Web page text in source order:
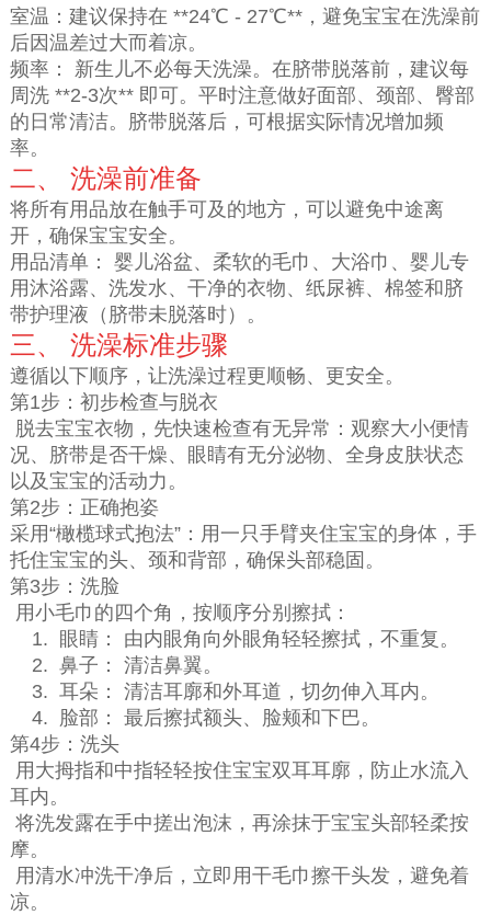
室温：建议保持在 **24℃ - 27℃**，避免宝宝在洗澡前
后因温差过大而着凉。
频率： 新生儿不必每天洗澡。在脐带脱落前，建议每
周洗 **2-3次** 即可。平时注意做好面部、颈部、臀部
的日常清洁。脐带脱落后，可根据实际情况增加频
率。
二、 洗澡前准备
将所有用品放在触手可及的地方，可以避免中途离
开，确保宝宝安全。
用品清单： 婴儿浴盆、柔软的毛巾、大浴巾、婴儿专
用沐浴露、洗发水、干净的衣物、纸尿裤、棉签和脐
带护理液（脐带未脱落时）。
三、 洗澡标准步骤
遵循以下顺序，让洗澡过程更顺畅、更安全。
第1步：初步检查与脱衣
脱去宝宝衣物，先快速检查有无异常：观察大小便情
况、脐带是否干燥、眼睛有无分泌物、全身皮肤状态
以及宝宝的活动力。
第2步：正确抱姿
采用“橄榄球式抱法”：用一只手臂夹住宝宝的身体，手
托住宝宝的头、颈和背部，确保头部稳固。
第3步：洗脸
用小毛巾的四个角，按顺序分别擦拭：
1. 眼睛： 由内眼角向外眼角轻轻擦拭，不重复。
2. 鼻子： 清洁鼻翼。
3. 耳朵： 清洁耳廓和外耳道，切勿伸入耳内。
4. 脸部： 最后擦拭额头、脸颊和下巴。
第4步：洗头
用大拇指和中指轻轻按住宝宝双耳耳廓，防止水流入
耳内。
将洗发露在手中搓出泡沫，再涂抹于宝宝头部轻柔按
摩。
用清水冲洗干净后，立即用干毛巾擦干头发，避免着
凉。